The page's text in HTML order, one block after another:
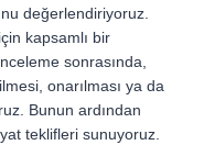
değerlendiriyoruz.
kapsamlı bir
sonrasında,
onarılması ya da
Bunun ardından
teklifleri sunuyoruz.